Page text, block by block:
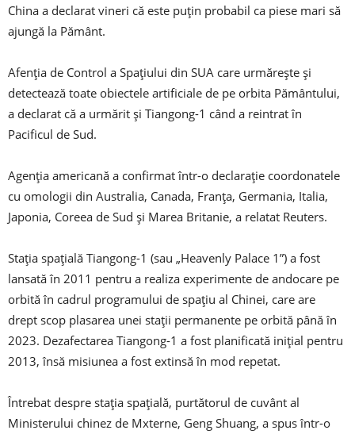
China a declarat vineri că este puțin probabil ca piese mari să
ajungă la Pământ.
Afenția de Control a Spațiului din SUA care urmărește și
detectează toate obiectele artificiale de pe orbita Pământului,
a declarat că a urmărit și Tiangong-1 când a reintrat în
Pacificul de Sud.
Agenția americană a confirmat într-o declarație coordonatele
cu omologii din Australia, Canada, Franța, Germania, Italia,
Japonia, Coreea de Sud și Marea Britanie, a relatat Reuters.
Stația spațială Tiangong-1 (sau „Heavenly Palace 1”) a fost
lansată în 2011 pentru a realiza experimente de andocare pe
orbită în cadrul programului de spațiu al Chinei, care are
drept scop plasarea unei stații permanente pe orbită până în
2023. Dezafectarea Tiangong-1 a fost planificată inițial pentru
2013, însă misiunea a fost extinsă în mod repetat.
Întrebat despre stația spațială, purtătorul de cuvânt al
Ministerului chinez de Mxterne, Geng Shuang, a spus într-o